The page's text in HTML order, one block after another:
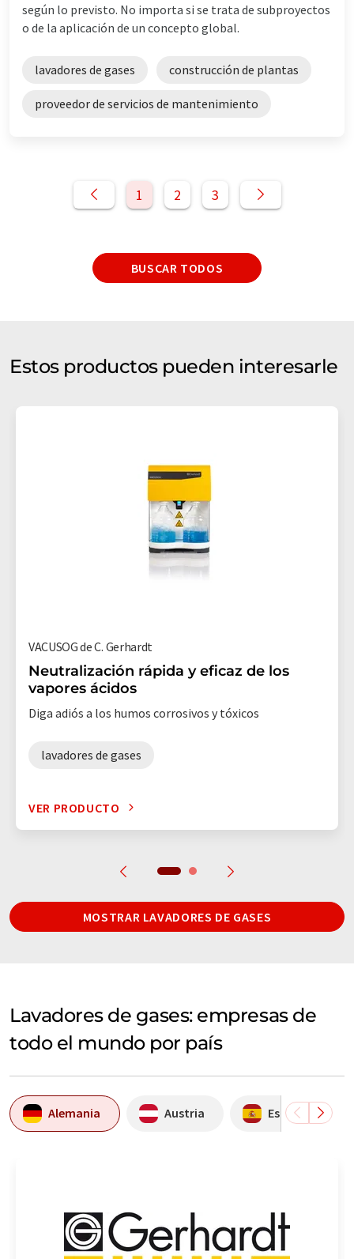
según lo previsto. No importa si se trata de subproyectos
o de la aplicación de un concepto global.
lavadores de gases construcción de plantas
proveedor de servicios de mantenimiento
1 2 3
BUSCAR TODOS
Estos productos pueden interesarle
VACUSOG de C. Gerhardt
Neutralización rápida y eficaz de los
vapores ácidos
Diga adiós a los humos corrosivos y tóxicos
lavadores de gases
VER PRODUCTO
MOSTRAR LAVADORES DE GASES
Lavadores de gases: empresas de
todo el mundo por país
Alemania Austria España